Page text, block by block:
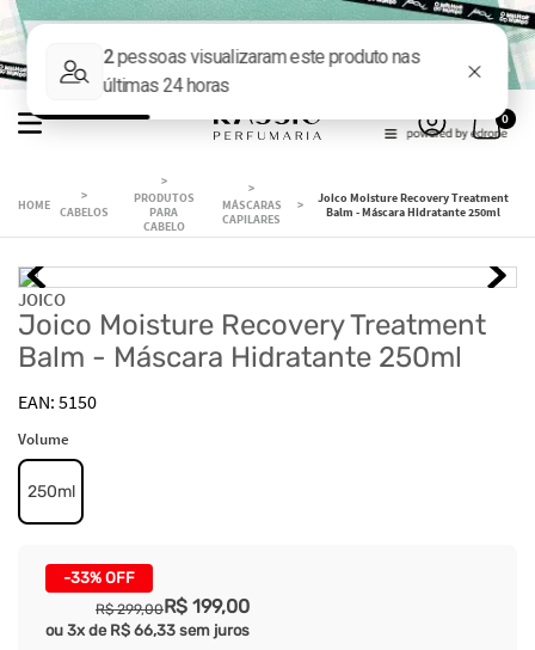
0
CABELOS
PRODUTOS
PARA
CABELO
MÁSCARAS
CAPILARES
Joico Moisture Recovery Treatment
Balm - Máscara Hidratante 250ml
JOICO
Joico Moisture Recovery Treatment
Balm - Máscara Hidratante 250ml
5150
Volume
250ml
-33% OFF
R$ 199,00
R$ 299,00
ou 3x de R$ 66,33 sem juros